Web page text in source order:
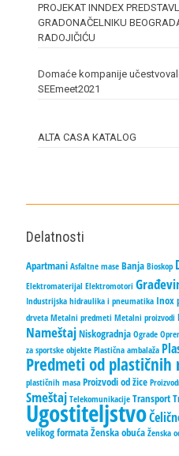
PROJEKAT INNDEX
GRADONAČELNIKU
RADOJIČIĆU
Domaće kompanije
SEEmeet2021
ALTA CASA KATALOG
Delatnosti
Apartmani Asfaltne mase Banja Bioskop
Elektromaterijal Elektromotori
Industrijska hidraulika i pneumatika Inox
drveta Metalni predmeti Metalni proizvodi
NameštajNiskogradnja Ograde
za sportske objekte Plastična ambalaža
Predmeti od plastičnih
plastičnih masa Proizvodi od žice
Smeštaj Telekomunikacije Transport
Ugostiteljstvo
velikog formataŽenska obuća Ženska